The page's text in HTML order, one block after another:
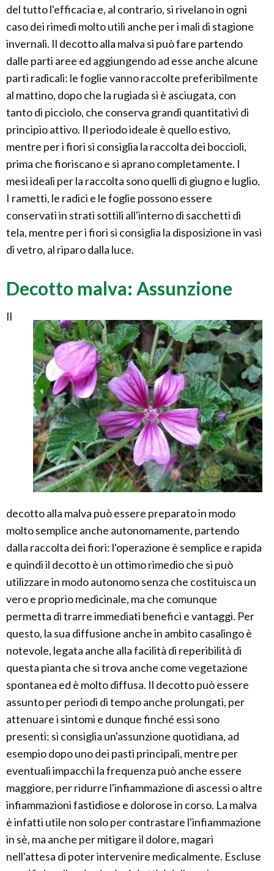
del tutto l'efficacia e, al contrario, si rivelano in ogni
caso dei rimedi molto utili anche per i mali di stagione
invernali. Il decotto alla malva si può fare partendo
dalle parti aree ed aggiungendo ad esse anche alcune
parti radicali: le foglie vanno raccolte preferibilmente
al mattino, dopo che la rugiada si è asciugata, con
tanto di picciolo, che conserva grandi quantitativi di
principio attivo. Il periodo ideale è quello estivo,
mentre per i fiori si consiglia la raccolta dei boccioli,
prima che fioriscano e si aprano completamente. I
mesi ideali per la raccolta sono quelli di giugno e luglio.
I rametti, le radici e le foglie possono essere
conservati in strati sottili all'interno di sacchetti di
tela, mentre per i fiori si consiglia la disposizione in vasi
di vetro, al riparo dalla luce.
Decotto malva: Assunzione
Il
decotto alla malva può essere preparato in modo
molto semplice anche autonomamente, partendo
dalla raccolta dei fiori: l'operazione è semplice e rapida
e quindi il decotto è un ottimo rimedio che si può
utilizzare in modo autonomo senza che costituisca un
vero e proprio medicinale, ma che comunque
permetta di trarre immediati benefici e vantaggi. Per
questo, la sua diffusione anche in ambito casalingo è
notevole, legata anche alla facilità di reperibilità di
questa pianta che si trova anche come vegetazione
spontanea ed è molto diffusa. Il decotto può essere
assunto per periodi di tempo anche prolungati, per
attenuare i sintomi e dunque finché essi sono
presenti: si consiglia un'assunzione quotidiana, ad
esempio dopo uno dei pasti principali, mentre per
eventuali impacchi la frequenza può anche essere
maggiore, per ridurre l'infiammazione di ascessi o altre
infiammazioni fastidiose e dolorose in corso. La malva
è infatti utile non solo per contrastare l'infiammazione
in sè, ma anche per mitigare il dolore, magari
nell'attesa di poter intervenire medicalmente. Escluse